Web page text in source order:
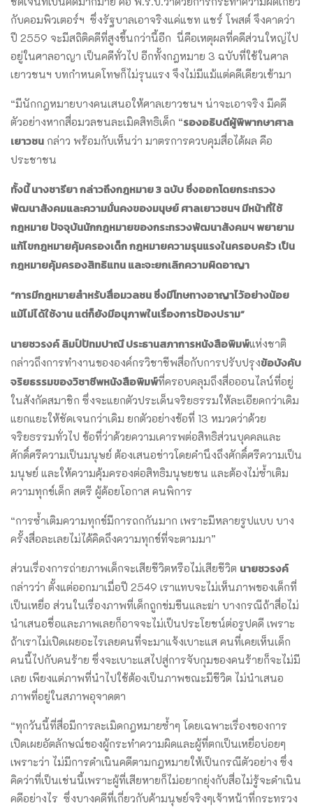
กับคอมพิวเตอร์ฯ ซึ่งรัฐบาลเอาจริงแค่แชท แชร์ โพสต์ จึงคาดว่า
ปี 2559 จะมีสถิติคดีที่สูงขึ้นกว่านี้อีก นี่คือเหตุผลที่คดีส่วนใหญ่ไป
อยู่ในศาลอาญา เป็นคดีทั่วไป อีกทั้งกฎหมาย 3 ฉบับที่ใช้ในศาล
เยาวชนฯ บทกำหนดโทษก็ไม่รุนแรง จึงไม่มีแม้แต่คดีเดียวเข้ามา
“มีนักกฎหมายบางคนเสนอให้ศาลเยาวชนฯ น่าจะเอาจริง มีคดี
ตัวอย่างหากสื่อมวลชนละเมิดสิทธิเด็ก “รองอธิบดีผู้พิพากษาศาล
เยาวชน กล่าว พร้อมกับเห็นว่า มาตรการควบคุมสื่อได้ผล คือ
ประชาชน
ทั้งนี้ นางชารียา กล่าวถึงกฎหมาย 3 ฉบับ ซึ่งออกโดยกระทรวง
พัฒนาสังคมและความมั่นคงของมนุษย์ ศาลเยาวชนฯ มีหน้าที่ใช้
กฎหมาย ปัจจุบันนักกฎหมายของกระทรวงพัฒนาสังคมฯ พยายาม
แก้ไขกฎหมายคุ้มครองเด็ก กฎหมายความรุนแรงในครอบครัว เป็น
กฎหมายคุ้มครองสิทธิแทน และจะยกเลิกความผิดอาญา
“การมีกฎหมายสำหรับสื่อมวลชน ซึ่งมีโทษทางอาญาไว้อย่างน้อย
แม้ไม่ได้ใช้งาน แต่ก็ยังมีอนุภาพในเรื่องการป้องปราม”
นายชวรงค์ ลิมป์ปัทมปาณี ประธานสภาการหนังสือพิมพ์แห่งชาติ
กล่าวถึงการทำงานขององค์กรวิชาชีพสื่อกับการปรับปรุงข้อบังคับ
จริยธรรมของวิชาชีพหนังสือพิมพ์ที่ครอบคลุมถึงสื่อออนไลน์ที่อยู่
ในสังกัดสมาชิก ซึ่งจะแยกตัวประเด็นจริยธรรมให้ละเอียดกว่าเดิม
แยกแยะให้ชัดเจนกว่าเดิม ยกตัวอย่างข้อที่ 13 หมวดว่าด้วย
จริยธรรมทั่วไป ข้อที่ว่าด้วยความเคารพต่อสิทธิส่วนบุคคลและ
ศักดิ์ศรีความเป็นมนุษย์ ต้องเสนอข่าวโดยคำนึงถึงศักดิ์ศรีความเป็น
มนุษย์ และให้ความคุ้มครองต่อสิทธิมนุษยชน และต้องไม่ซ้ำเติม
ความทุกข์เด็ก สตรี ผู้ด้อยโอกาส คนพิการ
“การซ้ำเติมความทุกข์มีการถกกันมาก เพราะมีหลายรูปแบบ บาง
ครั้งสื่อละเลยไม่ได้คิดถึงความทุกข์ที่จะตามมา”
ส่วนเรื่องการถ่ายภาพเด็กจะเสียชีวิตหรือไม่เสียชีวิต นายชวรงค์
กล่าวว่า ตั้งแต่ออกมาเมื่อปี 2549 เราแทบจะไม่เห็นภาพของเด็กที่
เป็นเหยื่อ ส่วนในเรื่องภาพที่เด็กถูกข่มขืนและฆ่า บางกรณีถ้าสื่อไม่
นำเสนอชื่อและภาพเลยก็อาจจะไม่เป็นประโยชน์ต่อรูปคดี เพราะ
ถ้าเราไม่เปิดเผยอะไรเลยคนที่จะมาแจ้งเบาะแส คนที่เคยเห็นเด็ก
คนนี้ไปกับคนร้าย ซึ่งจะเบาะแสไปสู่การจับกุมของคนร้ายก็จะไม่มี
เลย เพียงแต่ภาพที่นำไปใช้ต้องเป็นภาพขณะมีชีวิต ไม่นำเสนอ
ภาพที่อยู่ในสภาพอุจาดตา
“ทุกวันนี้ที่สื่อมีการละเมิดกฎหมายซ้ำๆ โดยเฉพาะเรื่องของการ
เปิดเผยอัตลักษณ์ของผู้กระทำความผิดและผู้ที่ตกเป็นเหยื่อบ่อยๆ
เพราะว่า ไม่มีการดำเนินคดีตามกฎหมายให้เป็นกรณีตัวอย่าง ซึ่ง
คิดว่าที่เป็นเช่นนี้เพราะผู้ที่เสียหายก็ไม่อยากยุ่งกับสื่อไม่รู้จะดำเนิน
คดีอย่างไร ซึ่งบางคดีที่เกี่ยวกับค้ามนุษย์จริงๆเจ้าหน้าที่กระทรวง